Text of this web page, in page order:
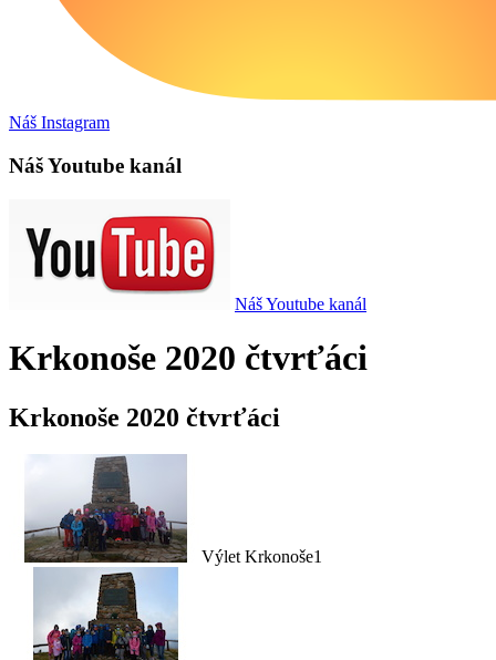
Náš Instagram
Náš Youtube kanál
Náš Youtube kanál
Krkonoše 2020 čtvrťáci
Krkonoše 2020 čtvrťáci
Výlet Krkonoše1